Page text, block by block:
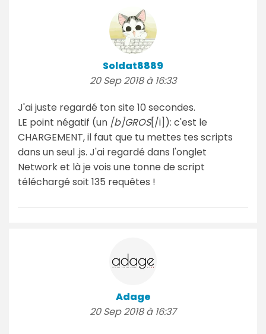
Soldat8889
20 Sep 2018 à 16:33
J'ai juste regardé ton site 10 secondes.
LE point négatif (un [b]GROS[/i]): c'est le
CHARGEMENT, il faut que tu mettes tes scripts
dans un seul .js. J'ai regardé dans l'onglet
Network et là je vois une tonne de script
téléchargé soit 135 requêtes !
Adage
20 Sep 2018 à 16:37